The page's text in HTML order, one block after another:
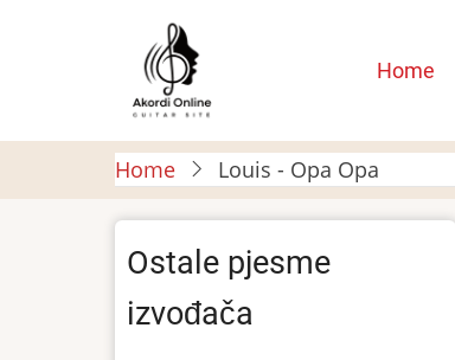
Main
Home
Home Louis - Opa Opa
Ostale pjesme
izvođača